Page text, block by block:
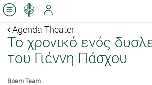
Agenda Theater
Το χρονικό ενός
του Γιάννη Πάσχου
Boem Team